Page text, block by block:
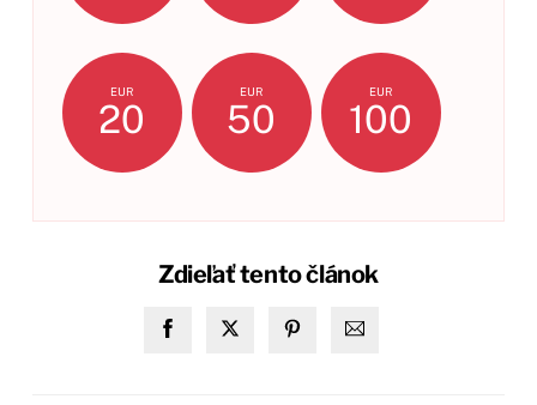
EUR
20
EUR
50
EUR
100
Zdieľať tento článok